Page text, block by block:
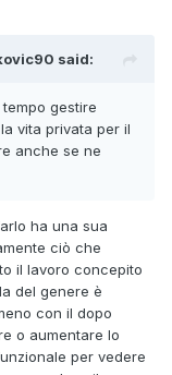
said:
gestire
vita privata per il
anche se ne
ha una sua
ciò che
il lavoro concepito
del genere è
con il dopo
o aumentare lo
per vedere